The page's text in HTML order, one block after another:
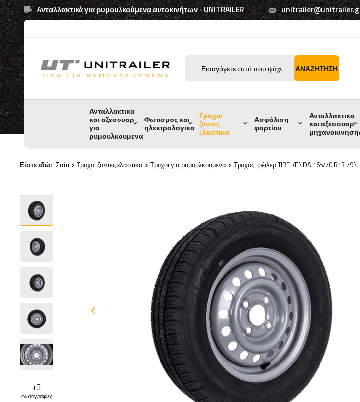
Ανταλλακτικά για ρυμουλκούμενα αυτοκινήτων - UNITRAILER
ΑΝΑΖΉΤΗΣΗ
Ανταλλακτικα
και αξεσουαρ
για
ρυμουλκουμενα
Φωτισμος και
ηλεκτρολογικα
Τροχοι
ζαντες
ελαστικα
Ασφάλιση
φορτίου
Ανταλλακτικα
και αξεσουαρ
Είστε εδώ: Σπίτι Τροχοι ζαντες ελαστικα Τροχοι για ρυμουλκουμενα Τροχός τρέιλερ TIRE KENDA 165/70 R13
+3
φωτογραφίες